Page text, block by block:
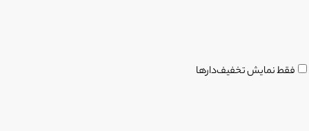
فقط نمایش تخفیف‌دارها